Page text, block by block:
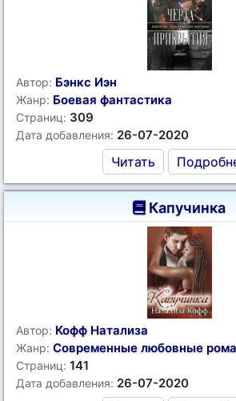
Автор: Бэнкс Иэн
Жанр: Боевая фантастика
Страниц: 309
Дата добавления: 26-07-2020
Читать
Капучинка
Автор: Кофф Натализа
Жанр: Современные любовные
Страниц: 141
Дата добавления: 26-07-2020